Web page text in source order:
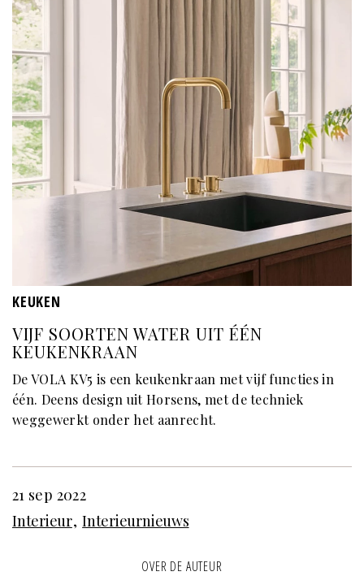
KEUKEN
VIJF SOORTEN WATER UIT ÉÉN
KEUKENKRAAN
De VOLA KV5 is een keukenkraan met vijf functies in
één. Deens design uit Horsens, met de techniek
weggewerkt onder het aanrecht.
21 sep 2022
Interieur Interieurnieuws
OVER DE AUTEUR